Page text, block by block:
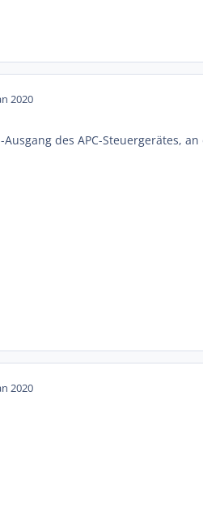
2020
des APC-Steuergerätes,
2020